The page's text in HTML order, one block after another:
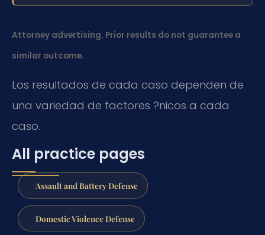
Attorney advertising. Prior results do not guarantee a
similar outcome.
Los resultados de cada caso dependen de
una variedad de factores ?nicos a cada
caso.
All practice pages
Assault and Battery Defense
Domestic Violence Defense